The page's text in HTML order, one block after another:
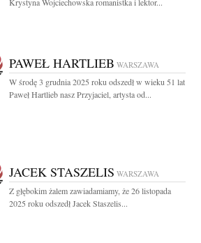
PAWEŁ HARTLIEB WARSZAWA
W środę 3 grudnia 2025 roku odszedł w wieku 51 lat
Paweł Hartlieb nasz Przyjaciel, artysta od...
JACEK STASZELIS WARSZAWA
Z głębokim żalem zawiadamiamy, że 26 listopada
2025 roku odszedł Jacek Staszelis...